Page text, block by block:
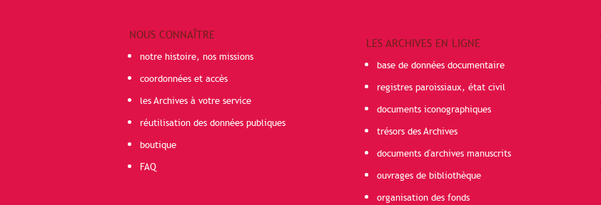
NOUS CONNAÎTRE
notre histoire, nos missions
coordonnées et accès
les Archives à votre service
réutilisation des données publiques
boutique
FAQ
LES ARCHIVES EN LIGNE
base de données documentaire
registres paroissiaux, état civil
documents iconographiques
trésors des Archives
documents d'archives manuscrits
ouvrages de bibliothèque
organisation des fonds